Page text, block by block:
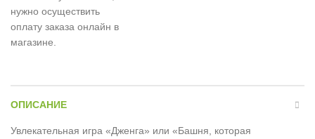
нужно осуществить
оплату заказа онлайн в
магазине.
ОПИСАНИЕ
Увлекательная игра «Дженга» или «Башня, которая